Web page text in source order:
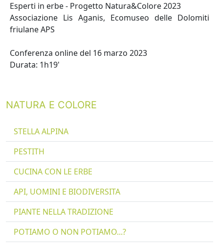
Esperti in erbe - Progetto Natura&Colore 2023
Associazione Lis Aganis, Ecomuseo delle Dolomiti
friulane APS
Conferenza online del 16 marzo 2023
Durata: 1h19'
NATURA E COLORE
STELLA ALPINA
PESTITH
CUCINA CON LE ERBE
API, UOMINI E BIODIVERSITA
PIANTE NELLA TRADIZIONE
POTIAMO O NON POTIAMO...?